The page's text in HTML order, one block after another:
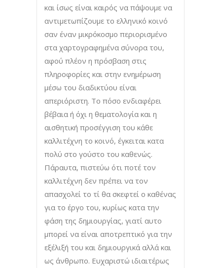
και ίσως είναι καιρός να πάψουμε να
αντιμετωπίζουμε το ελληνικό κοινό
σαν έναν μικρόκοσμο περιορισμένο
στα χαρτογραφημένα σύνορα του,
αφού πλέον η πρόσβαση στις
πληροφορίες και στην ενημέρωση
μέσω του διαδικτύου είναι
απεριόριστη. Το πόσο ενδιαφέρει
βέβαια ή όχι η θεματολογία και η
αισθητική προσέγγιση του κάθε
καλλιτέχνη το κοινό, έγκειται κατα
πολύ στο γούστο του καθενώς.
Πάραυτα, πιστεύω ότι ποτέ τον
καλλιτέχνη δεν πρέπει να τον
απασχολεί το τί θα σκεφτεί ο καθένας
για το έργο του, κυρίως κατα την
φάση της δημιουργίας, γιατί αυτο
μπορεί να είναι αποτρεπτικό για την
εξέλιξή του και δημιουργικά αλλά και
ως άνθρωπο. Ευχαριστώ ιδιαιτέρως